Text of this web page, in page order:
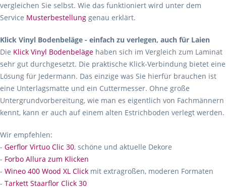
vergleichen Sie selbst. Wie das funktioniert wird unter dem
Service Musterbestellung genau erklärt.
Klick Vinyl Bodenbeläge - einfach zu verlegen, auch für Laien
Die Klick Vinyl Bodenbeläge haben sich im Vergleich zum Laminat
sehr gut durchgesetzt. Die praktische Klick-Verbindung bietet eine
Lösung für Jedermann. Das einzige was Sie hierfür brauchen ist
eine Unterlagsmatte und ein Cuttermesser. Ohne große
Untergrundvorbereitung, wie man es eigentlich von Fachmännern
kennt, kann er auch auf einem alten Estrichboden verlegt werden.
Wir empfehlen:
- Gerflor Virtuo Clic 30, schöne und aktuelle Dekore
- Forbo Allura zum Klicken
- Wineo 400 Wood XL Click mit extragroßen, moderen Formaten
- Tarkett Staarflor Click 30